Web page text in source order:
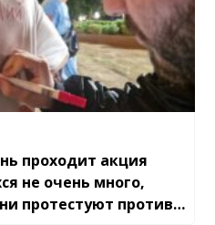
проходит акция
не очень много,
протестуют против